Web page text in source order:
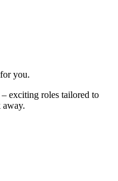
you.
exciting roles tailored to
away.